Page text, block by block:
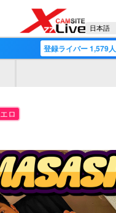
登録ライバー 1,579人
エロ